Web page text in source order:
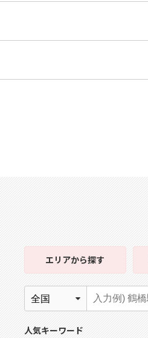
エリアから探す
人気キーワード